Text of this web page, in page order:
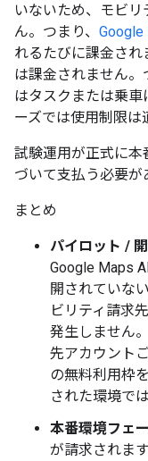
いないため、モビ
ん。つまり、
れるたびに課金され
は課金されません。
はタスクまたは乗車
ーズでは使用制限は
試験運用が正式に本
づいて支払う必要が
まとめ
パイロット /
Google Maps
開されていな
ビリティ請求
発生しません
先アカウント
の無料利用枠
された環境で
本番環境フェ
が請求されま